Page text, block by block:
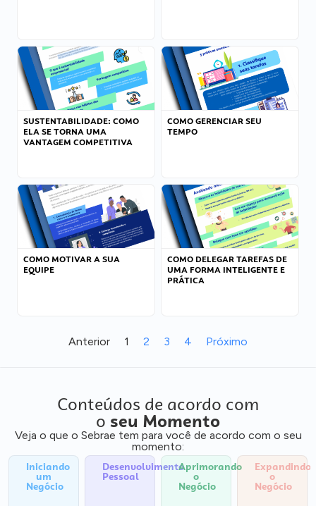
SUSTENTABILIDADE: COMO
ELA SE TORNA UMA
VANTAGEM COMPETITIVA
COMO GERENCIAR SEU
TEMPO
COMO MOTIVAR A SUA
EQUIPE
COMO DELEGAR TAREFAS DE
UMA FORMA INTELIGENTE E
PRÁTICA
Anterior 1 2 3 4 Próximo
Conteúdos de acordo com
o seu Momento
Veja o que o Sebrae tem para você de acordo com o seu
momento:
Iniciando
um
Negócio
Desenvolvimento
Pessoal
Aprimorando
o
Negócio
Expandindo
o
Negócio